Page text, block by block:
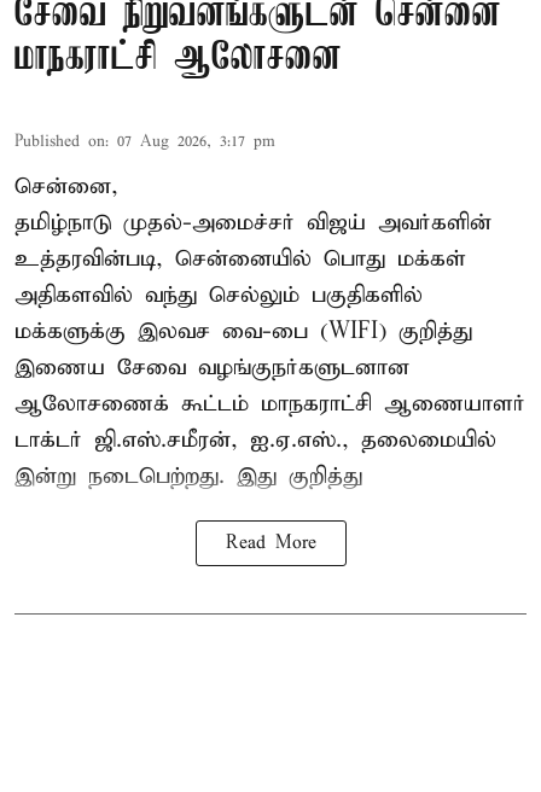
சேவை நிறுவனங்களுடன் சென்னை
மாநகராட்சி ஆலோசனை
Published on: 07 Aug 2026, 3:17 pm
சென்னை,
தமிழ்நாடு முதல்-அமைச்சர் விஜய் அவர்களின்
உத்தரவின்படி, சென்னையில் பொது மக்கள்
அதிகளவில் வந்து செல்லும் பகுதிகளில்
மக்களுக்கு இலவச வை-பை (WIFI) குறித்து
இணைய சேவை வழங்குநர்களுடனான
ஆலோசணைக் கூட்டம் மாநகராட்சி ஆணையாளர்
டாக்டர் ஜி.எஸ்.சமீரன், ஐ.ஏ.எஸ்., தலைமையில்
இன்று நடைபெற்றது. இது குறித்து
Read More